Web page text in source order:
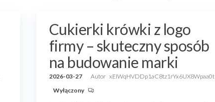
Cukierki krówki z logo
firmy – skuteczny sposób
na budowanie marki
2026-03-27 Autor xEIWqHVDDp1aC8tz1rYx6UX8Wpaa0t
Wyłączony